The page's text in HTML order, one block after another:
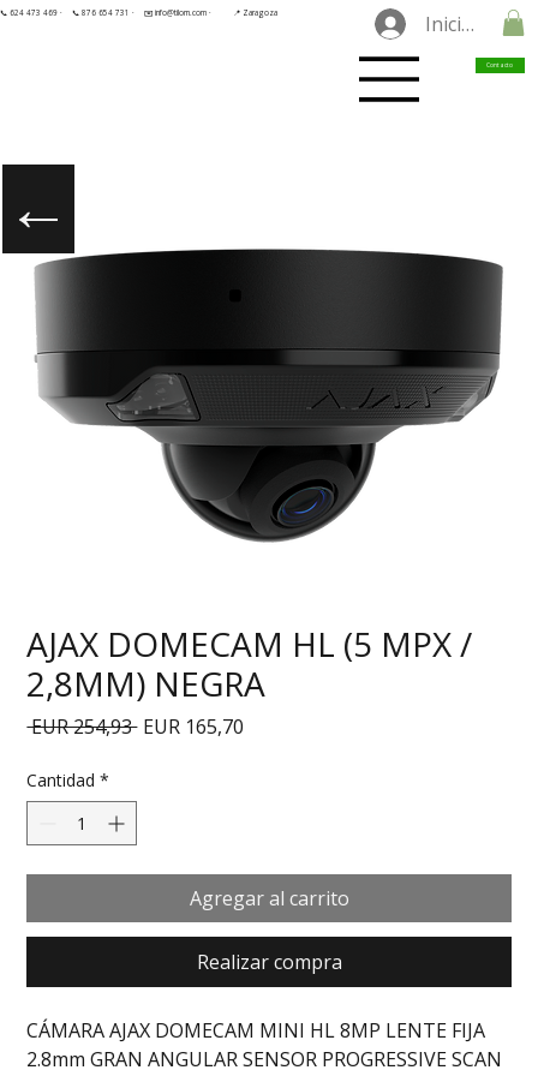
📞 624 473 469 · 📞 876 654 731 · ✉️ info@tilorn.com · 📍 Zaragoza Iniciar
Contacto
AJAX DOMECAM HL (5 MPX /
2,8MM) NEGRA
EUR 254,93 Precio
EUR 165,70
Cantidad *
Agregar al carrito
Realizar compra
CÁMARA AJAX DOMECAM MINI HL 8MP LENTE FIJA
2.8mm GRAN ANGULAR SENSOR PROGRESSIVE SCAN
←